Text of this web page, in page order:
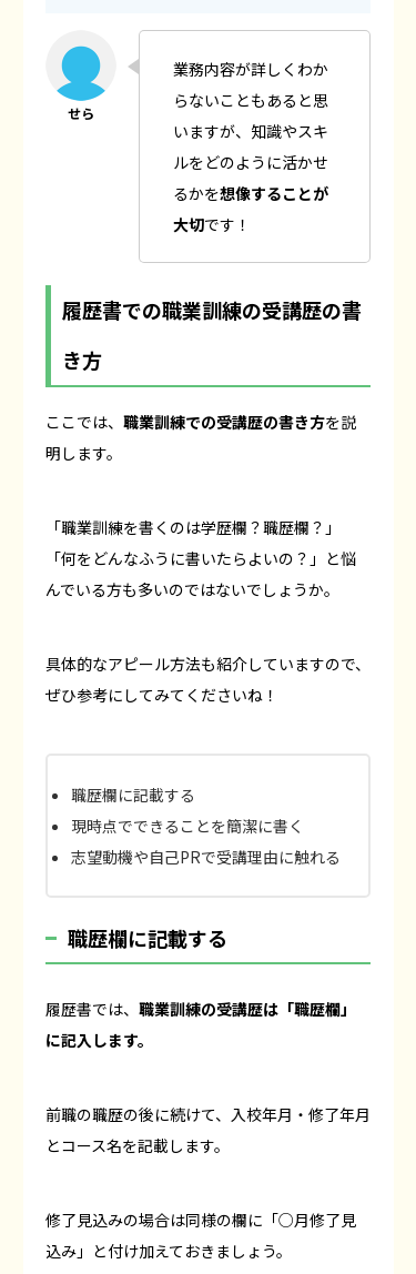
業務内容が詳しくわか
らないこともあると思
いますが、知識やスキ
ルをどのように活かせ
るかを想像することが
大切です！
履歴書での職業訓練の受講歴の書
き方
ここでは、 職業訓練での受講歴の書き方を説
明します。
「職業訓練を書くのは学歴欄？職歴欄？」
「何をどんなふうに書いたらよいの？」と悩
んでいる方も多いのではないでしょうか。
具体的なアピール方法も紹介していますので、
ぜひ参考にしてみてくださいね！
職歴欄に記載する
現時点でできることを簡潔に書く
志望動機や自己PRで受講理由に触れる
職歴欄に記載する
履歴書では、 職業訓練の受講歴は「職歴欄」
に記入します。
前職の職歴の後に続けて、入校年月・修了年月
とコース名を記載します。
修了見込みの場合は同様の欄に「○月修了見
込み」と付け加えておきましょう。